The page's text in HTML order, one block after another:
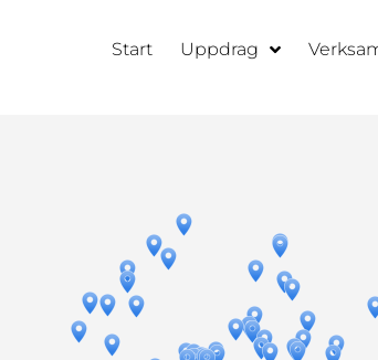
Start Uppdrag